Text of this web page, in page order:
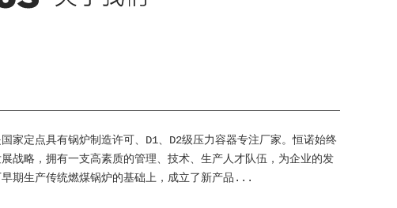
家定点具有锅炉制造许可、D1、D2级压力容器专注厂家。恒诺始终
战略，拥有一支高素质的管理、技术、生产人才队伍，为企业的发
期生产传统燃煤锅炉的基础上，成立了新产品...